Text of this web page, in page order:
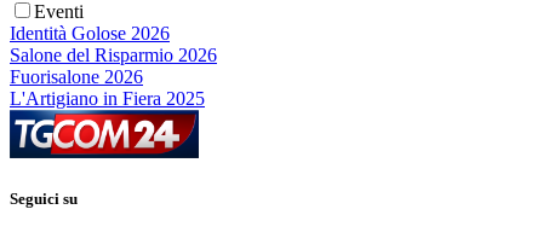
Eventi
Identità Golose 2026
Salone del Risparmio 2026
Fuorisalone 2026
L'Artigiano in Fiera 2025
Seguici su